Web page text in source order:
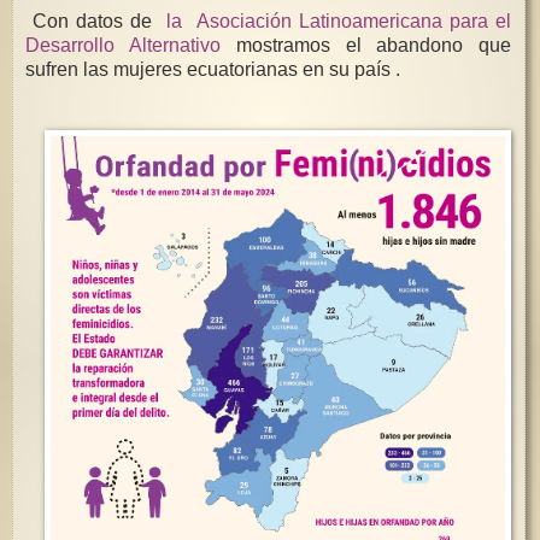
Con datos de
la Asociación Latinoamericana para el
Desarrollo Alternativo mostramos el abandono que
sufren las mujeres ecuatorianas en su país .